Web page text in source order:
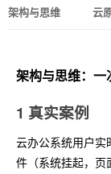
架构与思维
云
架构与思维：
1 真实案例
云办公系统用户实
件（系统挂起，页